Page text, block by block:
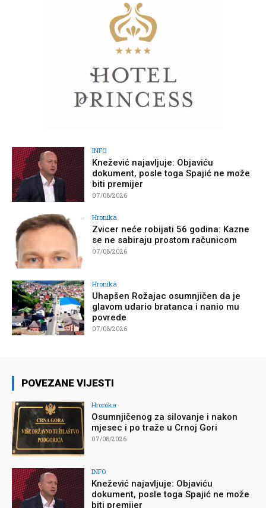
INFO
Knežević najavljuje: Objaviću
dokument, posle toga Spajić ne može
biti premijer
07/08/2026
Hronika
Zvicer neće robijati 56 godina: Kazne
se ne sabiraju prostom računicom
07/08/2026
Hronika
Uhapšen Rožajac osumnjičen da je
glavom udario bratanca i nanio mu
povrede
07/08/2026
POVEZANE VIJESTI
Hronika
Osumnjičenog za silovanje i nakon
mjesec i po traže u Crnoj Gori
07/08/2026
INFO
Knežević najavljuje: Objaviću
dokument, posle toga Spajić ne može
biti premijer